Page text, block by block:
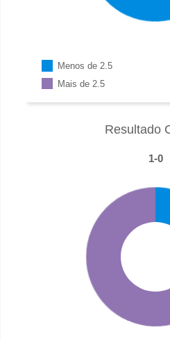
Menos de 2.5
Mais de 2.5
Resultado
1-0